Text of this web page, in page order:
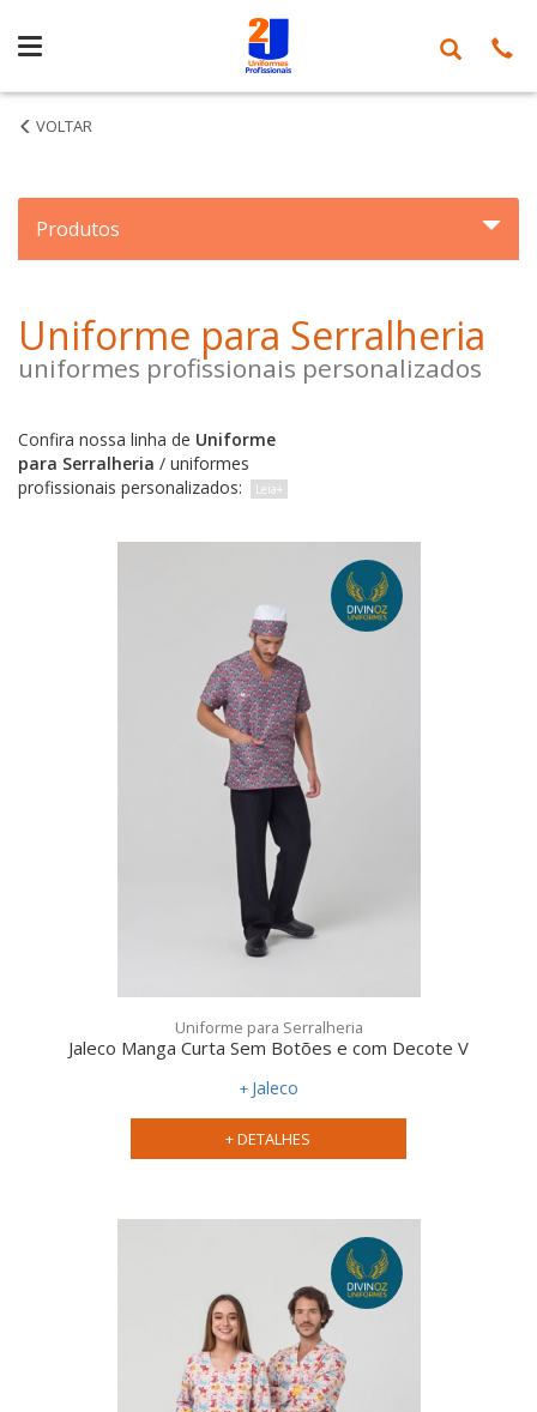
Segmentos
Produtos
Uniforme para Serralheria
uniformes profissionais personalizados
Confira nossa linha de Uniforme
para Serralheria / uniformes
profissionais personalizados:
uniforme
social masculino
Uniforme para Serralheria
Jaleco Manga Curta Sem Botões e com Decote V
Jaleco
+ DETALHES